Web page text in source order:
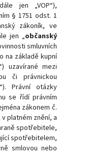
jen „VOP“),
§ 1751 odst. 1
zákoník, ve
jen „občanský
smluvních
na základě kupní
uzavírané mezi
či právnickou
“). Právní otázky
se řídí právním
zákonem č.
platném znění, a
spotřebitele,
spotřebitelem,
smlovou nebo